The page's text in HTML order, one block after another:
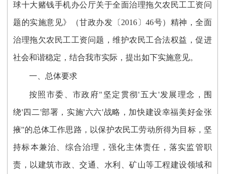
球十大赌钱手机办公厅关于全面治理拖欠农民工工资问
题的实施意见》（甘政办发〔2016〕46号）精神，全面
治理拖欠农民工工资问题，维护农民工合法权益，促进
社会和谐稳定，结合我市实际，提出如下实施意见。
一、总体要求
按照市委、市政府"坚定贯彻'五大'发展理念，围
绕'四二'部署，实施'六六'战略，加快建设幸福美好金张
掖"的总体工作思路，以保护农民工劳动所得为目标，坚
持标本兼治、综合治理，强化主体责任，落实监管职
责，以建筑市政、交通、水利、矿山等工程建设领域和